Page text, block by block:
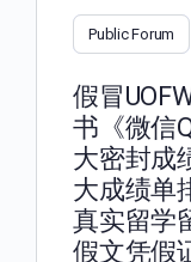
Public Forum
假冒
书《微信
大密封成
大成绩单
真实留学
假文凭假